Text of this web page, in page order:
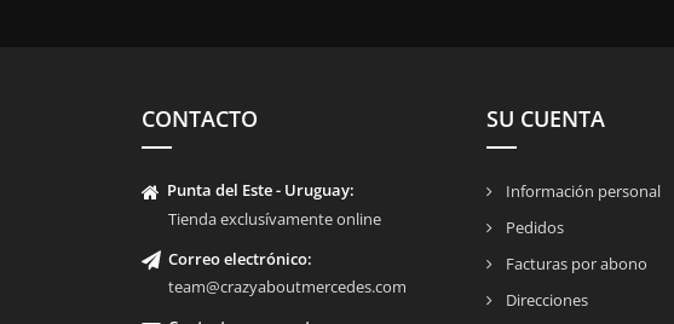
CONTACTO
Punta del Este - Uruguay:
Tienda exclusívamente online
Correo electrónico:
team@crazyaboutmercedes.com
SU CUENTA
Información personal
Pedidos
Facturas por abono
Direcciones